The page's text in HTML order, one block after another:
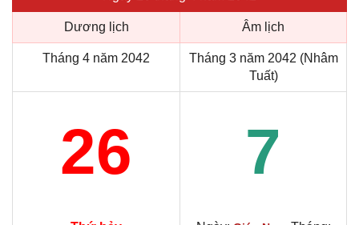
Dương lịch Âm lịch
Tháng 4 năm 2042
Tháng 3 năm 2042 (Nhâm
Tuất)
26 7